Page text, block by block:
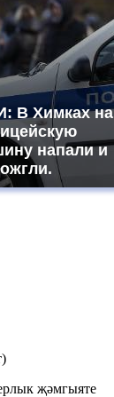
В Химках на
напали и
җәмгыяте